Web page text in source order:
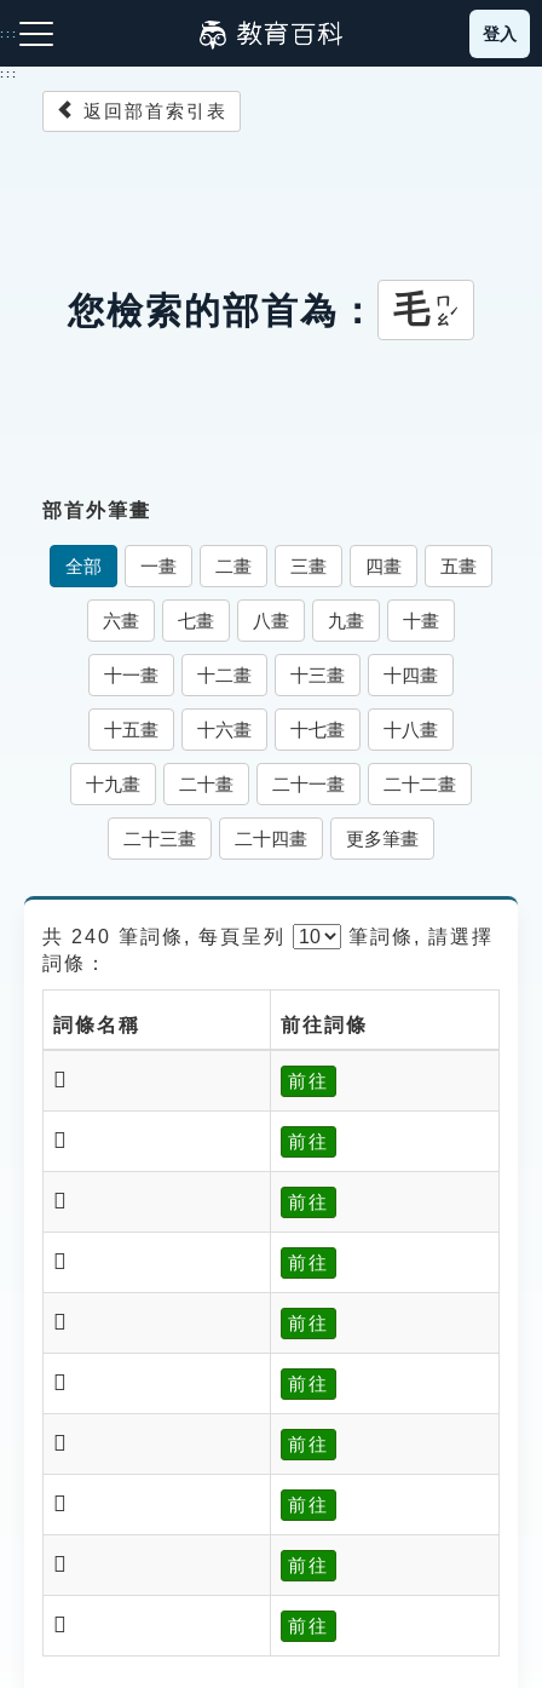
到
主
:::
成語故事
索引選單
知識索引
單字索引
生命大百科索引
遊戲專區
貓頭鷹博士
登入
:::
返回部首索引表
您檢索的部首為： 毛ㄇㄠˊ
部首外筆畫
全部 一畫 二畫 三畫 四畫 五畫
六畫 七畫 八畫 九畫 十畫
十一畫 十二畫 十三畫 十四畫
十五畫 十六畫 十七畫 十八畫
十九畫 二十畫 二十一畫 二十二畫
二十三畫 二十四畫 更多筆畫
共 240 筆詞條, 每頁呈列 筆詞條, 請選擇
詞條：
詞條名稱 前往詞條
𣬮 前往
𣬸 前往
𣬹 前往
𣬺 前往
𣬻 前往
𣬼 前往
𣬽 前往
𣬾 前往
𣬿 前往
𣭀 前往